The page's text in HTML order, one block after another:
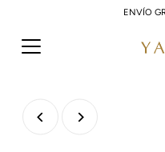
Ir directamente al contenido
ENVÍO